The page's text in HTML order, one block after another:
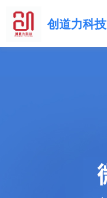
创道力科技